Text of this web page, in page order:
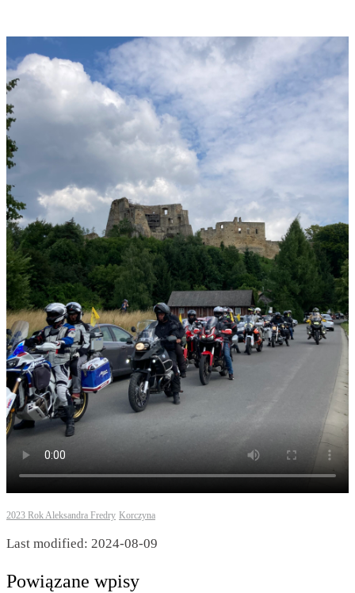
2023 Rok Aleksandra Fredry Korczyna
Last modified: 2024-08-09
Powiązane wpisy